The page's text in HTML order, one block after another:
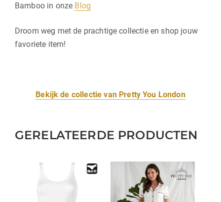
Bamboo in onze Blog
Droom weg met de prachtige collectie en shop jouw
favoriete item!
Bekijk de collectie van Pretty You London
GERELATEERDE PRODUCTEN
heeft